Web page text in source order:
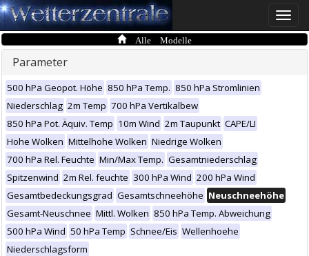
Toggle
Alle Modelle
Parameter
500 hPa Geopot. Höhe 850 hPa Temp. 850 hPa Stromlinien
Niederschlag 2m Temp 700 hPa Vertikalbew
850 hPa Pot. Äquiv. Temp 10m Wind 2m Taupunkt CAPE/LI
Hohe Wolken Mittelhohe Wolken Niedrige Wolken
700 hPa Rel. Feuchte Min/Max Temp. Gesamtniederschlag
Spitzenwind 2m Rel. feuchte 300 hPa Wind 200 hPa Wind
Gesamtbedeckungsgrad Gesamtschneehöhe Neuschneehöhe
Gesamt-Neuschnee Mittl. Wolken 850 hPa Temp. Abweichung
500 hPa Wind 50 hPa Temp Schnee/Eis Wellenhoehe
Niederschlagsform